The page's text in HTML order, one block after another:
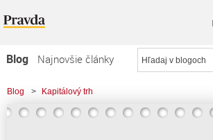
Blog
Najnovšie články
Najčítanejšie články
Najkomentovanejšie články
Blog > Kapitálový trh